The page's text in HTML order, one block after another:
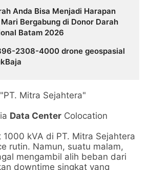
Anda Bisa Menjadi Harapan
Bergabung di Donor Darah
Batam 2026
2308-4000 drone geospasial
"PT. Mitra Sejahtera"
Data Center Colocation
1000 kVA di PT. Mitra Sejahtera
rutin. Namun, suatu malam,
mengambil alih beban dari
downtime singkat yang